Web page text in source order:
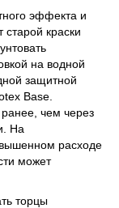
эффекта и
краски
на водной
защитной
Base.
чем через
На
расходе
может
торцы